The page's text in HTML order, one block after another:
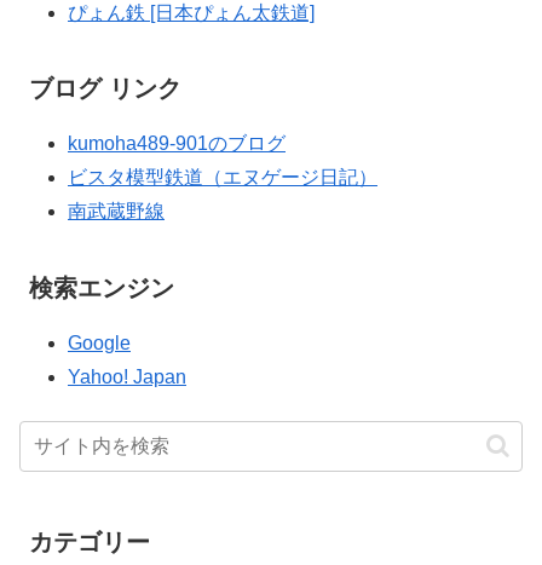
ぴょん鉄 [日本ぴょん太鉄道]
ブログ リンク
kumoha489-901のブログ
ビスタ模型鉄道（エヌゲージ日記）
南武蔵野線
検索エンジン
Google
Yahoo! Japan
カテゴリー